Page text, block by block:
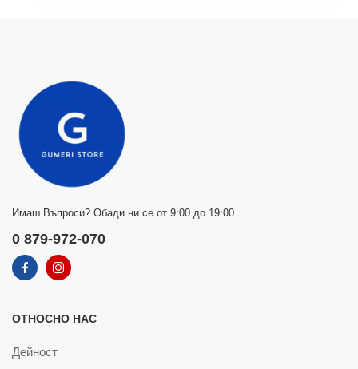
Имаш Въпроси? Обади ни се от 9:00 до 19:00
0 879-972-070
ОТНОСНО НАС
Дейност